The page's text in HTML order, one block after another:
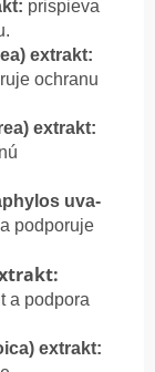
prispieva
extrakt:
ochranu
extrakt:
uva-
podporuje
a podpora
extrakt: